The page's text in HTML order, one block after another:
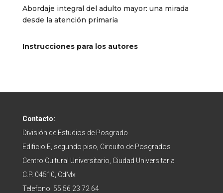
Abordaje integral del adulto mayor: una mirada
desde la atención primaria
Instrucciones para los autores
Contacto:
División de Estudios de Posgrado
Edificio E, segundo piso, Circuito de Posgrados
Centro Cultural Universitario, Ciudad Universitaria
C.P. 04510, CdMx
Telefono: 55 56 23 72 64